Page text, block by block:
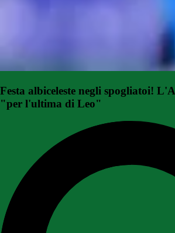
Festa albiceleste negli spogliatoi!
"per l'ultima di Leo"